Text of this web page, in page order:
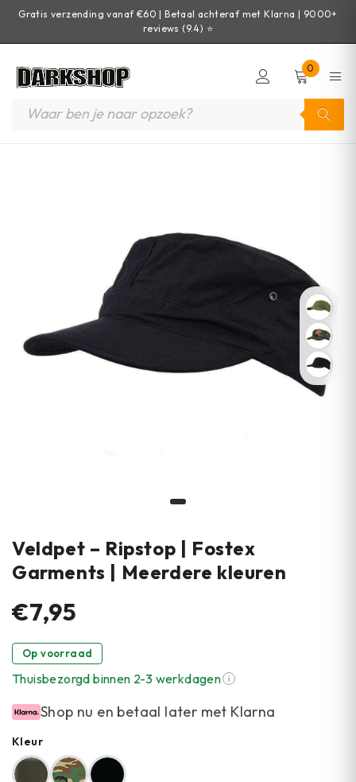
Gratis verzending vanaf €60 | Betaal achteraf met Klarna | 9000+
reviews (9.4) ⭐
0
Veldpet – Ripstop | Fostex
Garments | Meerdere kleuren
€7,95
Op voorraad
Thuisbezorgd binnen 2-3 werkdagen
Shop nu en betaal later met Klarna
Kleur